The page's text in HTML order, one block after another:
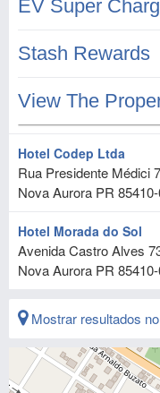
Hotel Codep Ltda
Rua Presidente Médici
Nova Aurora PR
Hotel Morada do Sol
Avenida Castro Alves
Nova Aurora PR
Mostrar resultados